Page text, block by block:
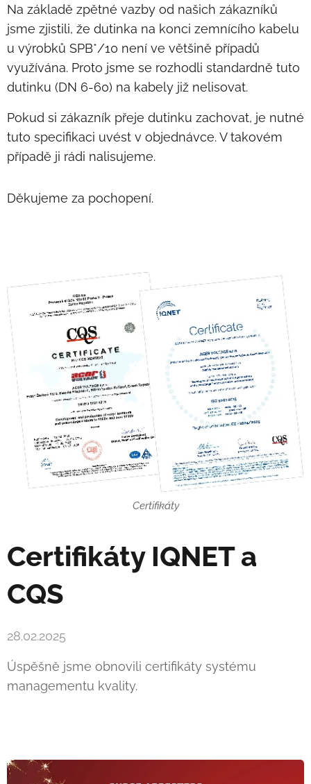
Na základě zpětné vazby od našich zákazníků
jsme zjistili, že dutinka na konci zemnícího kabelu
u výrobků SPB*/10 není ve většině případů
využívána. Proto jsme se rozhodli standardně tuto
dutinku (DN 6-60) na kabely již nelisovat.
Pokud si zákazník přeje dutinku zachovat, je nutné
tuto specifikaci uvést v objednávce. V takovém
případě ji rádi nalisujeme.
Děkujeme za pochopení.
Certifikáty
Certifikáty IQNET a
CQS
28.02.2025
Úspěšně jsme obnovili certifikáty systému
managementu kvality.